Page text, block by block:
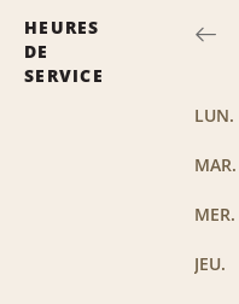
HEURES
DE
SERVICE
LUN.
MAR.
MER.
JEU.